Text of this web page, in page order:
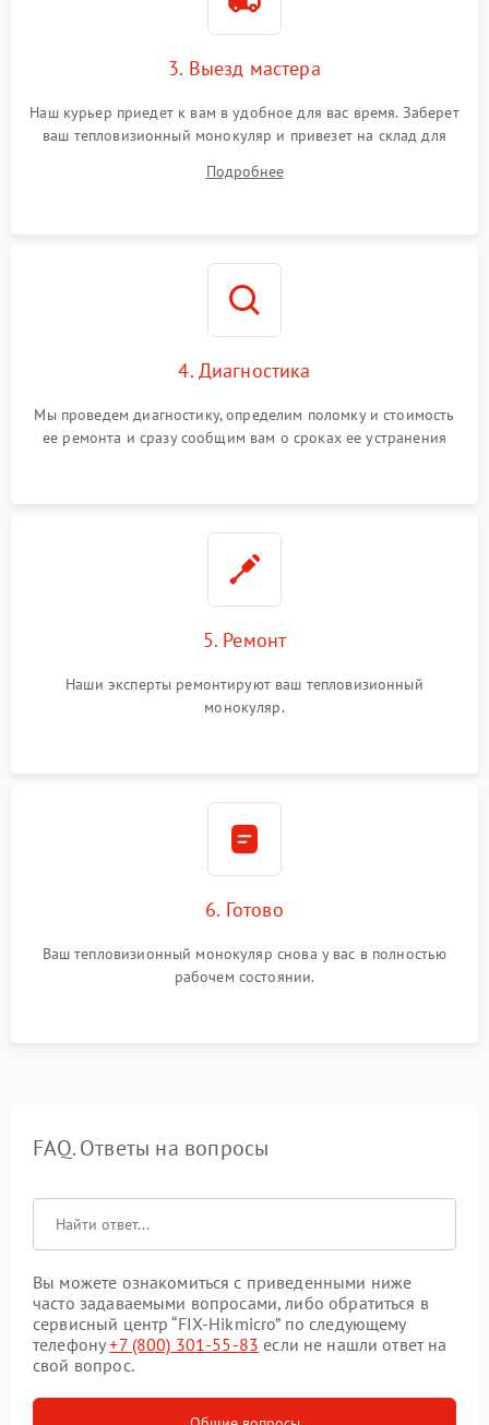
3. Выезд мастера
Наш курьер приедет к вам в удобное для вас время. Заберет
ваш тепловизионный монокуляр и привезет на склад для
Подробнее
4. Диагностика
Мы проведем диагностику, определим поломку и стоимость
ее ремонта и сразу сообщим вам о сроках ее устранения
5. Ремонт
Наши эксперты ремонтируют ваш тепловизионный
монокуляр.
6. Готово
Ваш тепловизионный монокуляр снова у вас в полностью
рабочем состоянии.
FAQ. Ответы на вопросы
Вы можете ознакомиться с приведенными ниже
часто задаваемыми вопросами, либо обратиться в
сервисный центр “FIX-Hikmicro” по следующему
телефону+7 (800) 301-55-83 если не нашли ответ на
свой вопрос.